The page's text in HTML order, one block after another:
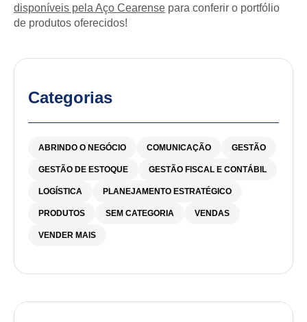
disponíveis pela Aço Cearense para conferir o portfólio
de produtos oferecidos!
Categorias
ABRINDO O NEGÓCIO COMUNICAÇÃO GESTÃO
GESTÃO DE ESTOQUE GESTÃO FISCAL E CONTÁBIL
LOGÍSTICA PLANEJAMENTO ESTRATÉGICO
PRODUTOS SEM CATEGORIA VENDAS
VENDER MAIS